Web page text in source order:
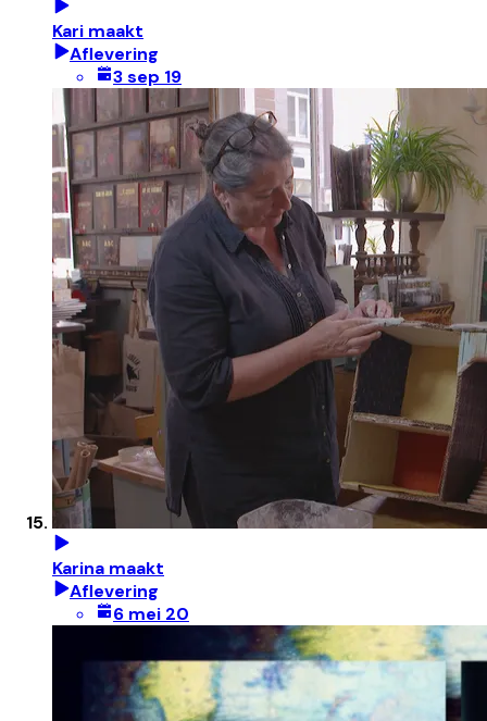
Kari maakt
Aflevering
3 sep 19
Karina maakt
Aflevering
6 mei 20